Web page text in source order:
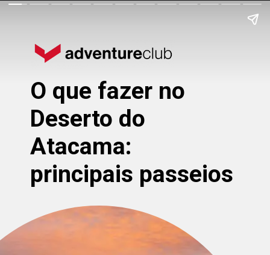
O que fazer no
Deserto do
Atacama:
principais passeios